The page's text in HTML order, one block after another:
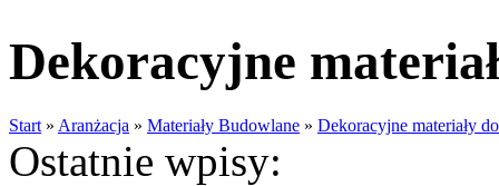
Dekoracyjne
Start » Aranżacja » Materiały Budowlane » Dekoracyjne materiały
Ostatnie wpisy: